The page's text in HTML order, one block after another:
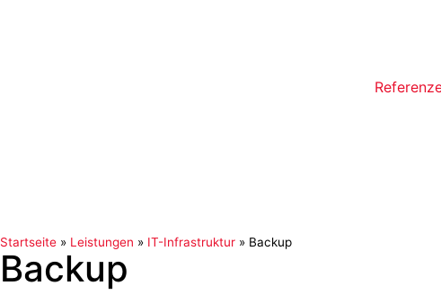
Startseite » Leistungen » IT-Infrastruktur » Backup
Backup